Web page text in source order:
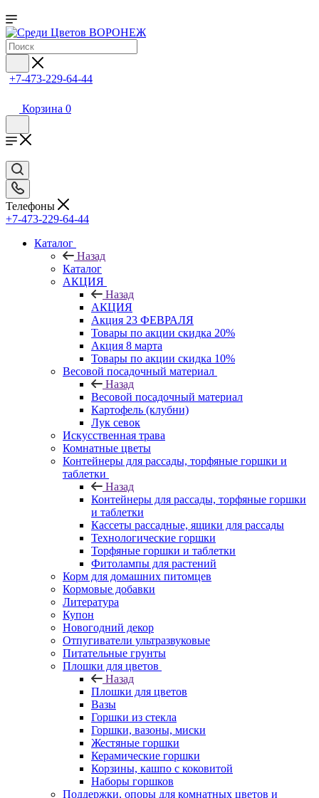
+7-473-229-64-44
Корзина 0
Телефоны
+7-473-229-64-44
Каталог
Назад
Каталог
АКЦИЯ
Назад
АКЦИЯ
Акция 23 ФЕВРАЛЯ
Товары по акции скидка 20%
Акция 8 марта
Товары по акции скидка 10%
Весовой посадочный материал
Назад
Весовой посадочный материал
Картофель (клубни)
Лук севок
Искусственная трава
Комнатные цветы
Контейнеры для рассады, торфяные горшки и
таблетки
Назад
Контейнеры для рассады, торфяные горшки
и таблетки
Кассеты рассадные, ящики для рассады
Технологические горшки
Торфяные горшки и таблетки
Фитолампы для растений
Корм для домашних питомцев
Кормовые добавки
Литература
Купон
Новогодний декор
Отпугиватели ультразвуковые
Питательные грунты
Плошки для цветов
Назад
Плошки для цветов
Вазы
Горшки из стекла
Горшки, вазоны, миски
Жестяные горшки
Керамические горшки
Корзины, кашпо с коковитой
Наборы горшков
Поддержки, опоры для комнатных цветов и